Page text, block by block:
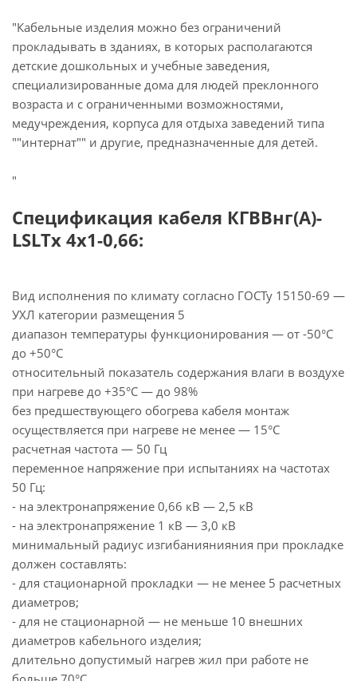
"Кабельные изделия можно без ограничений
прокладывать в зданиях, в которых располагаются
детские дошкольных и учебные заведения,
специализированные дома для людей преклонного
возраста и с ограниченными возможностями,
медучреждения, корпуса для отдыха заведений типа
""интернат"" и другие, предназначенные для детей.
"
Спецификация кабеля КГВВнг(А)-
LSLTx 4х1-0,66:
Вид исполнения по климату согласно ГОСТу 15150-69 —
УХЛ категории размещения 5
диапазон температуры функционирования — от -50°С
до +50°С
относительный показатель содержания влаги в воздухе
при нагреве до +35°С — до 98%
без предшествующего обогрева кабеля монтаж
осуществляется при нагреве не менее — 15°С
расчетная частота — 50 Гц
переменное напряжение при испытаниях на частотах
50 Гц:
- на электронапряжение 0,66 кВ — 2,5 кВ
- на электронапряжение 1 кВ — 3,0 кВ
минимальный радиус изгибаниянияния при прокладке
должен составлять:
- для стационарной прокладки — не менее 5 расчетных
диаметров;
- для не стационарной — не меньше 10 внешних
диаметров кабельного изделия;
длительно допустимый нагрев жил при работе не